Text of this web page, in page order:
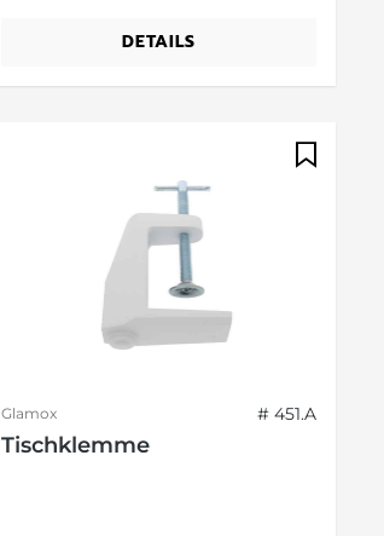
DETAILS
Glamox # 451.A
Tischklemme